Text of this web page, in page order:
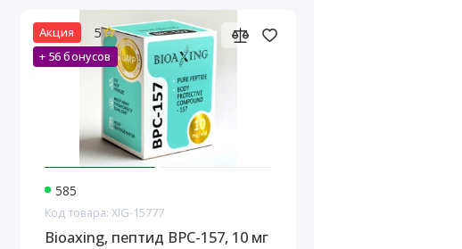
Акция
+ 56 бонусов
5
585
Код товара: XIG-15777
Bioaxing, пептид BPC-157, 10 мг